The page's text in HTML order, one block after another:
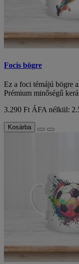
Focis bögre
Ez a foci témájú bögre
Prémium minőségű
3.290 Ft ÁFA nélkül:
Kosárba